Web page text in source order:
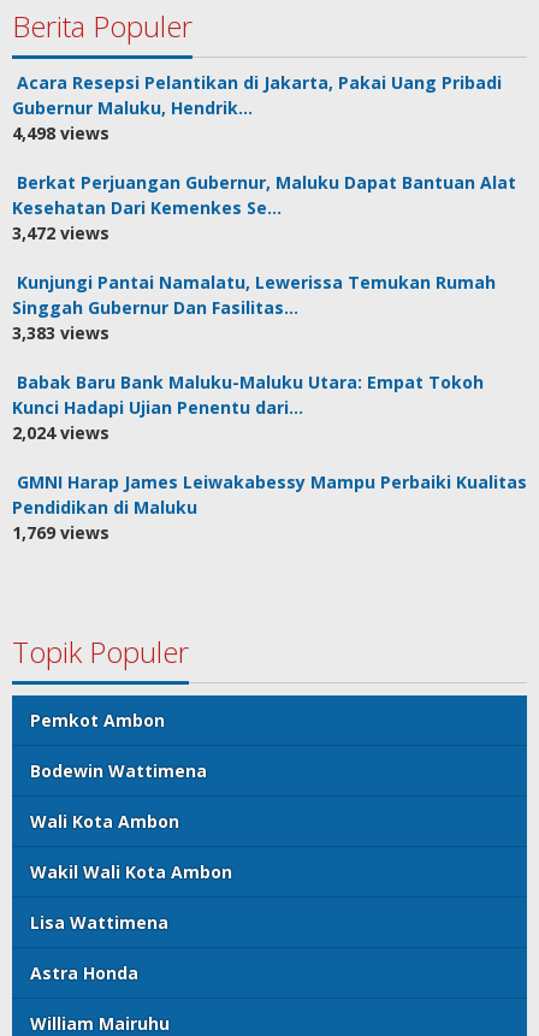
Berita Populer
Acara Resepsi Pelantikan di Jakarta, Pakai Uang Pribadi
Gubernur Maluku, Hendrik…
4,498 views
Berkat Perjuangan Gubernur, Maluku Dapat Bantuan Alat
Kesehatan Dari Kemenkes Se…
3,472 views
Kunjungi Pantai Namalatu, Lewerissa Temukan Rumah
Singgah Gubernur Dan Fasilitas…
3,383 views
Babak Baru Bank Maluku-Maluku Utara: Empat Tokoh
Kunci Hadapi Ujian Penentu dari…
2,024 views
GMNI Harap James Leiwakabessy Mampu Perbaiki Kualitas
Pendidikan di Maluku
1,769 views
Topik Populer
Pemkot Ambon
Bodewin Wattimena
Wali Kota Ambon
Wakil Wali Kota Ambon
Lisa Wattimena
Astra Honda
William Mairuhu